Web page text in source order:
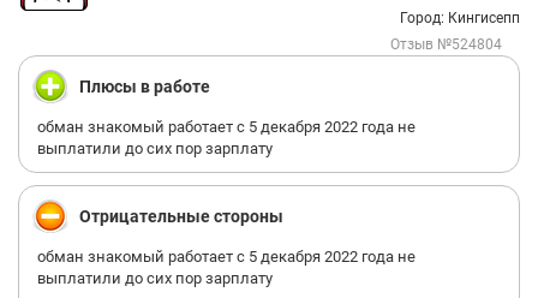
Город: Кингисепп
Отзыв №524804
Плюсы в работе
обман знакомый работает с 5 декабря 2022 года не
выплатили до сих пор зарплату
Отрицательные стороны
обман знакомый работает с 5 декабря 2022 года не
выплатили до сих пор зарплату